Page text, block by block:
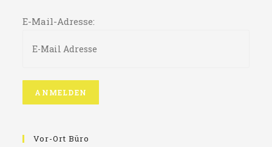
E-Mail-Adresse:
Vor-Ort Büro